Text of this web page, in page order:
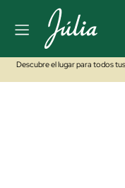
Descubre el lugar para todos